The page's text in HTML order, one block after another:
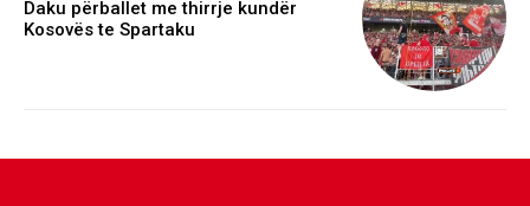
Daku përballet me thirrje kundër
Kosovës te Spartaku